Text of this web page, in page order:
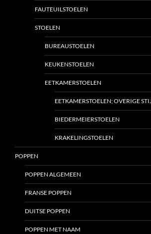
FAUTEUILSTOELEN
STOELEN
BUREAUSTOELEN
KEUKENSTOELEN
EETKAMERSTOELEN
EETKAMERSTOELEN; OVERIGE
BIEDERMEIERSTOELEN
KRAKELINGSTOELEN
POPPEN
POPPEN ALGEMEEN
FRANSE POPPEN
DUITSE POPPEN
POPPEN MET NAAM